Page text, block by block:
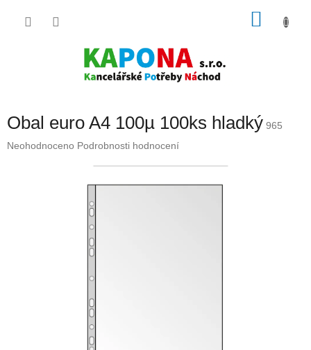
Obal euro A4 100µ 100ks hladký 965
Průměrné
Neohodnoceno Podrobnosti hodnocení